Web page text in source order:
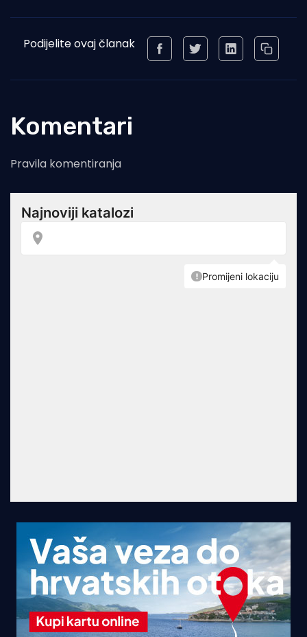
Podijelite ovaj članak
Komentari
Pravila komentiranja